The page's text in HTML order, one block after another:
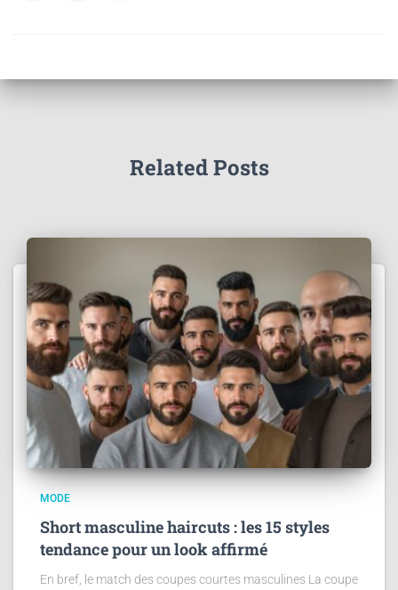
Related Posts
MODE
Short masculine haircuts : les 15 styles
tendance pour un look affirmé
En bref, le match des coupes courtes masculines La coupe